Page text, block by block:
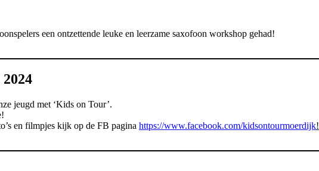
een ontzettende leuke en leerzame saxofoon workshop gehad!
jeugd met ‘Kids on Tour’.
en filmpjes kijk op de FB pagina https://www.facebook.com/kidsontourmoerdijk!